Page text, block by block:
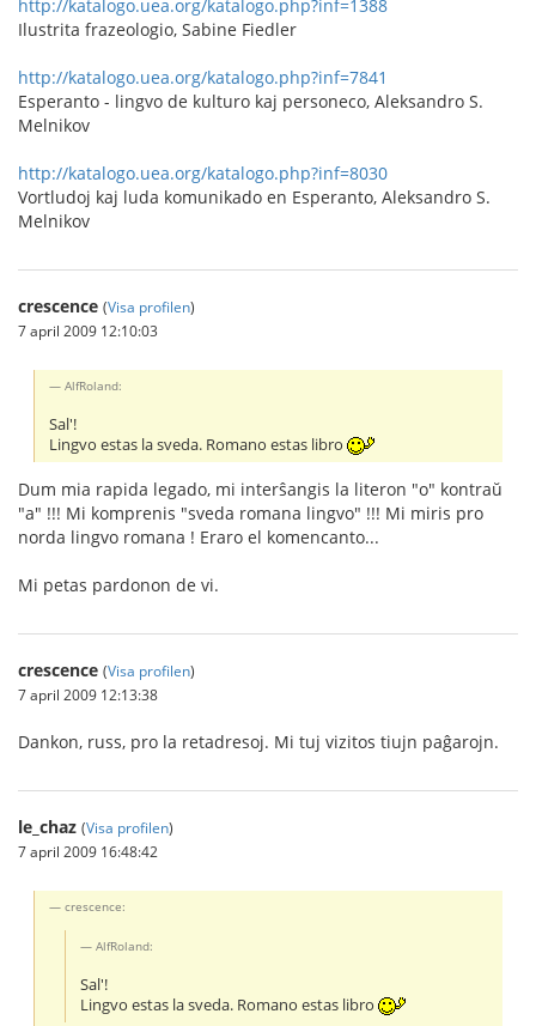
http://katalogo.uea.org/katalogo.php?inf=1388
Ilustrita frazeologio, Sabine Fiedler
http://katalogo.uea.org/katalogo.php?inf=7841
Esperanto - lingvo de kulturo kaj personeco, Aleksandro S.
Melnikov
http://katalogo.uea.org/katalogo.php?inf=8030
Vortludoj kaj luda komunikado en Esperanto, Aleksandro S.
Melnikov
crescence (Visa profilen)
7 april 2009 12:10:03
AlfRoland:
Sal'!
Lingvo estas la sveda. Romano estas libro
Dum mia rapida legado, mi interŝangis la literon "o" kontraŭ
"a" !!! Mi komprenis "sveda romana lingvo" !!! Mi miris pro
norda lingvo romana ! Eraro el komencanto...
Mi petas pardonon de vi.
crescence (Visa profilen)
7 april 2009 12:13:38
Dankon, russ, pro la retadresoj. Mi tuj vizitos tiujn paĝarojn.
le_chaz (Visa profilen)
7 april 2009 16:48:42
crescence:
AlfRoland:
Sal'!
Lingvo estas la sveda. Romano estas libro